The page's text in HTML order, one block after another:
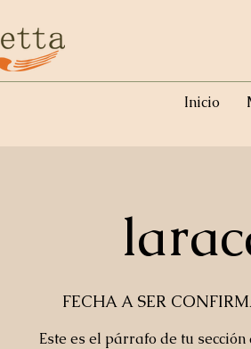
Inicio
FECHA A SER
Este es el párrafo de tu